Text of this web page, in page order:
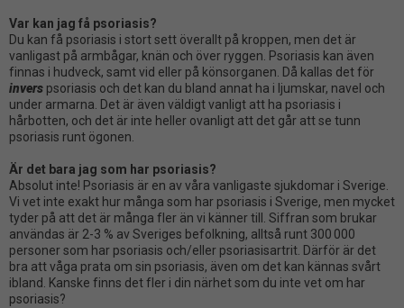
Var kan jag få psoriasis?
Du kan få psoriasis i stort sett överallt på kroppen, men det är
vanligast på armbågar, knän och över ryggen. Psoriasis kan även
finnas i hudveck, samtvid eller på könsorganen . Då kallas det för
invers psoriasis och det kan du bland annat ha i ljumskar, navel och
under armarna. Det är även väldigtvanligt att ha psoriasis i
hårbotten, och det är inte heller ovanligt att det går att se tunn
psoriasis runt ögonen.
Är det bara jag som har psoriasis?
Absolut inte! Psoriasis är en avvåra vanligaste sjukdomar i Sverige.
Vi vet inte exakt hur många som har psoriasis i Sverige, men mycket
tyder på att det är många fler än vi känner till
. Siffran som brukar
användas är 2-3 % av Sveriges befolkning, alltså runt 300 000
personer som har psoriasis och/eller psoriasisartrit. Därför är det
bra att våga prata om sin psoriasis, även om det kan kännas svårt
ibland. Kanske finns det fler i din närhet som du inte vet om har
psoriasis?